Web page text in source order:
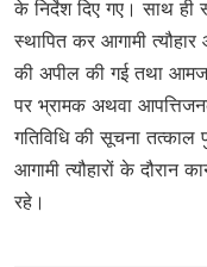
के निर्देश दिए गए। साथ ही
स्थापित कर आगामी त्यौहार
की अपील की गई तथा
पर भ्रामक अथवा
गतिविधि की सूचना तत्काल
आगामी त्यौहारों के दौरान
रहे।